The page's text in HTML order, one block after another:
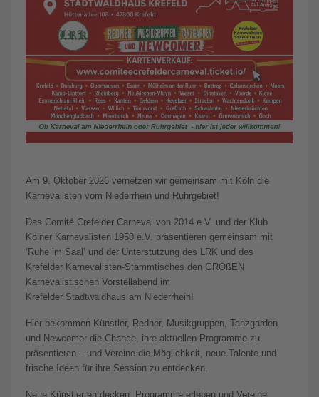
Am 9. Oktober 2026 vernetzen wir gemeinsam mit Köln die
Karnevalisten vom Niederrhein und Ruhrgebiet!
Das Comité Crefelder Carneval von 2014 e.V. und der Klub
Kölner Karnevalisten 1950 e.V. präsentieren gemeinsam mit
‘Ruhe im Saal’ und der Unterstützung des LRK und des
Krefelder Karnevalisten-Stammtisches den GROßEN
Karnevalistischen Vorstellabend im
Krefelder Stadtwaldhaus am Niederrhein!
Hier bekommen Künstler, Redner, Musikgruppen, Tanzgarden
und Newcomer die Chance, ihre aktuellen Programme zu
präsentieren – und Vereine die Möglichkeit, neue Talente und
frische Ideen für ihre Session zu entdecken.
Neue Künstler entdecken, Programme erleben und Vereine